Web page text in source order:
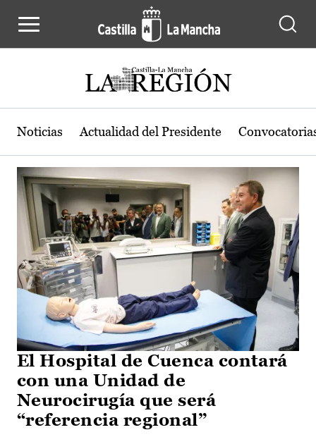
Actualidad de la región de Castilla-
Noticias Actualidad del Presidente
El Hospital de Cuenca contará
con una Unidad de
Neurocirugía que será
“referencia regional”